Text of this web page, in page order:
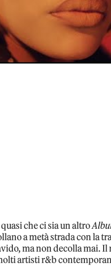
che ci sia un altro
a metà strada con la
ma non decolla mai.
artisti r&b